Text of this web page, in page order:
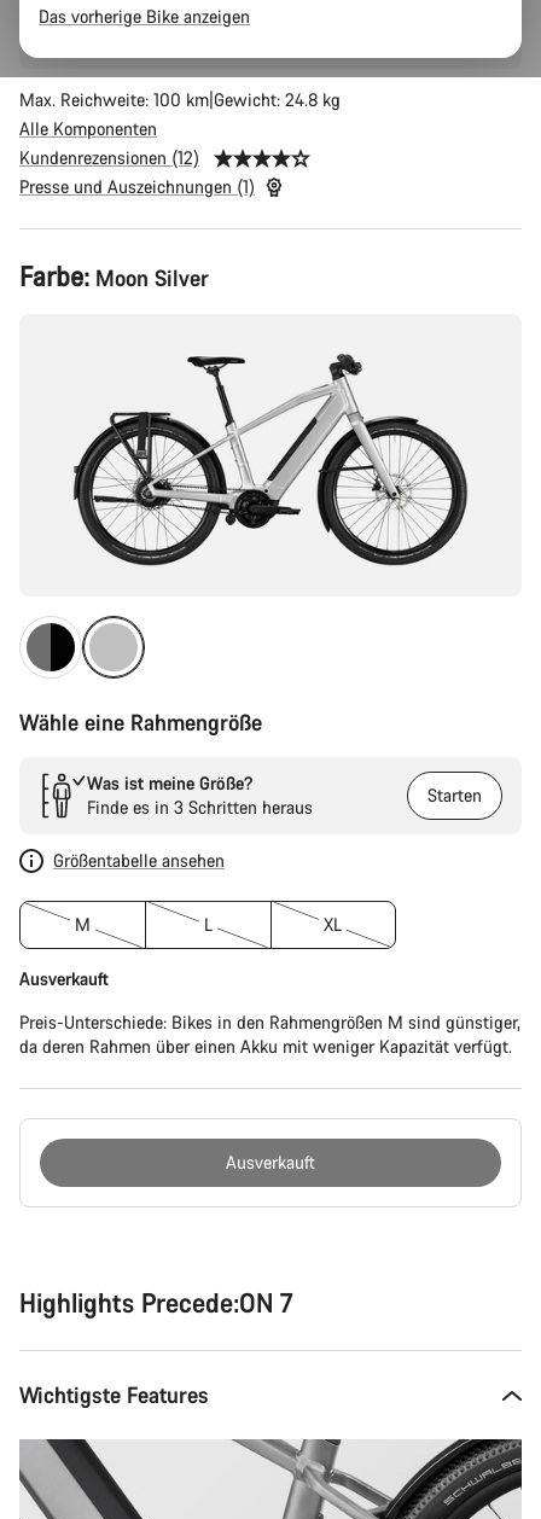
durch die Stadt cruisen, und dabei die Umwelt schonen: Das
Max. Reichweite: 100 km Gewicht: 24.8 kg
Alle Komponenten
Kundenrezensionen (12)
Presse und Auszeichnungen (1)
Produktkonfiguration
Farbe: Moon Silver
Wähle eine Rahmengröße
Was ist meine Größe?
Finde es in 3 Schritten heraus
Starten
Größentabelle ansehen
M L XL
Ausverkauft
Preis-Unterschiede: Bikes in den Rahmengrößen M sind günstiger,
da deren Rahmen über einen Akku mit weniger Kapazität verfügt.
Ausverkauft
Highlights Precede:ON 7
Wichtigste Features
Das vorherige Bike anzeigen